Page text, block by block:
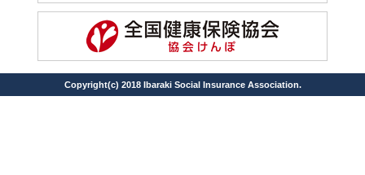
Copyright(c) 2018 Ibaraki Social Insurance Association.